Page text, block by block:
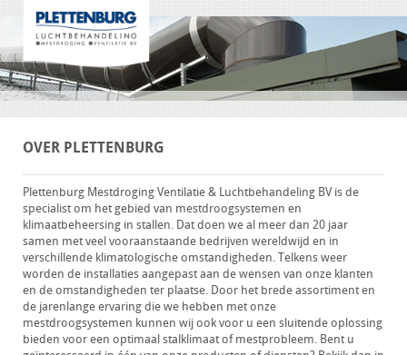
OVER PLETTENBURG
Plettenburg Mestdroging Ventilatie & Luchtbehandeling BV is de
specialist om het gebied van mestdroogsystemen en
klimaatbeheersing in stallen. Dat doen we al meer dan 20 jaar
samen met veel vooraanstaande bedrijven wereldwijd en in
verschillende klimatologische omstandigheden. Telkens weer
worden de installaties aangepast aan de wensen van onze klanten
en de omstandigheden ter plaatse. Door het brede assortiment en
de jarenlange ervaring die we hebben met onze
mestdroogsystemen kunnen wij ook voor u een sluitende oplossing
bieden voor een optimaal stalklimaat of mestprobleem. Bent u